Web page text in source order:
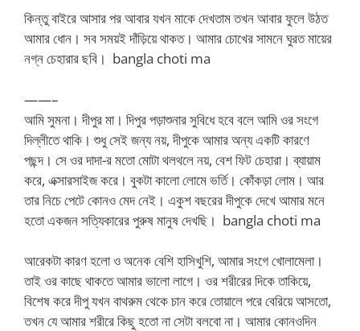
কিন্তু বাইরে আসার পর আবার যখন মাকে দেখতাম তখন আবার ফুলে উঠত
আমার ধোন। সব সময়ই দাঁড়িয়ে থাকত। আমার চোখের সামনে ঘুরত মায়ের
নগ্ন চেহারার ছবি। bangla choti ma
——–
আমি সুমনা। দীপুর মা। দিপুর পড়াশুনার সুবিধে হবে বলে আমি ওর সংগে
দিল্লীতে থাকি। শুধু সেই জন্য নয়, দীপুকে আমার অন্য একটি কারণে
পছন্দ। সে ওর দাদা-র মতো মোটা থলথলে নয়, বেশ ফিট চেহারা। ব্যায়াম
করে, এক্সারসাইজ করে। বুকটা কালো লোমে ভর্তি। কোঁকড়া লোম। আর
তার নিচে পেটে কোনও মেদ নেই। একুশ বছরের দীপুকে দেখে আমার মনে
হতো একজন সত্যিকারের পুরুষ মানুষ দেখছি। bangla choti ma
আরেকটা কারণ হলো ও অনেক বেশি হাসিখুশি, আমার সংগে খোলামেলা।
তাই ওর কাছে থাকতে আমার ভালো লাগে। ওর শরীরের দিকে তাকিয়ে,
বিশেষ করে দীপু যখন বাথরুম থেকে চান করে তোয়ালে পরে বেরিয়ে আসতো,
তখন যে আমার শরীরে কিছু হতো না সেটা বলবো না। আমার কোনওদিন